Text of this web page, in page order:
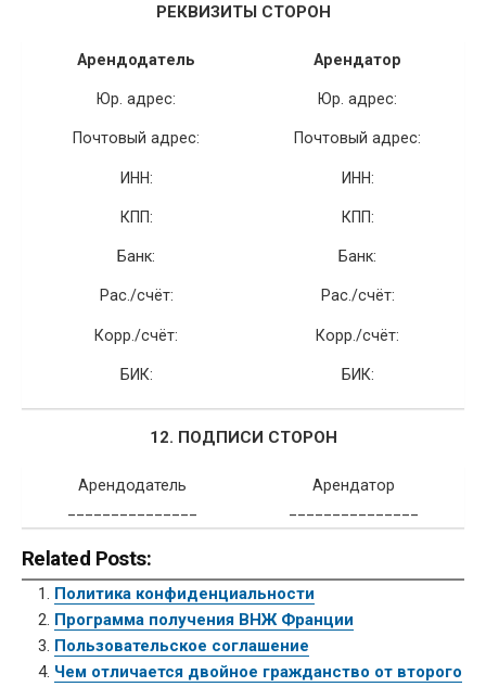
РЕКВИЗИТЫ СТОРОН
Арендодатель
Юр. адрес:
Почтовый адрес:
ИНН:
КПП:
Банк:
Рас./счёт:
Корр./счёт:
БИК:
Арендатор
Юр. адрес:
Почтовый адрес:
ИНН:
КПП:
Банк:
Рас./счёт:
Корр./счёт:
БИК:
12. ПОДПИСИ СТОРОН
Арендодатель
Арендатор
Related Posts:
Политика конфиденциальности
Программа получения ВНЖ Франции
Пользовательское соглашение
Чем отличается двойное гражданство от второго